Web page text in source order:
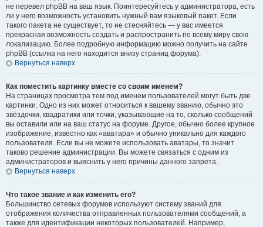
не перевел phpBB на ваш язык. Поинтересуйтесь у администратора, есть
ли у него возможность установить нужный вам языковый пакет. Если
такого пакета не существует, то не стесняйтесь — у вас имеется
прекрасная возможность создать и распространить по всему миру свою
локализацию. Более подробную информацию можно получить на сайте
phpBB (ссылка на него находится внизу страниц форума).
Вернуться наверх
Как поместить картинку вместе со своим именем?
На страницах просмотра тем под именем пользователей могут быть две
картинки. Одно из них может относиться к вашему званию, обычно это
звёздочки, квадратики или точки, указывающие на то, сколько сообщений
вы оставили или на ваш статус на форуме. Другое, обычно более крупное
изображение, известно как «аватара» и обычно уникально для каждого
пользователя. Если вы не можете использовать аватары, то значит
таково решение администрации. Вы можете связаться с одним из
администраторов и выяснить у него причины данного запрета.
Вернуться наверх
Что такое звание и как изменить его?
Большинство сетевых форумов используют систему званий для
отображения количества отправленных пользователями сообщений, а
также для идентификации некоторых пользователей. Например,